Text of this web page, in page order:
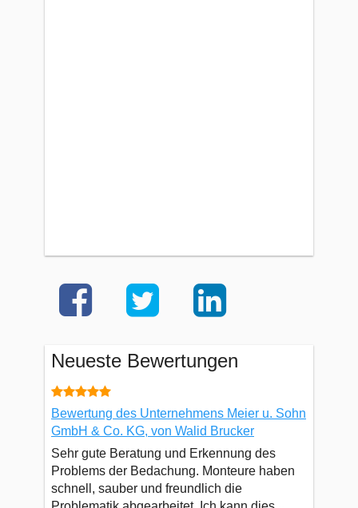
Neueste Bewertungen
Bewertung des Unternehmens Meier u. Sohn
GmbH & Co. KG, von Walid Brucker
Sehr gute Beratung und Erkennung des
Problems der Bedachung. Monteure haben
schnell, sauber und freundlich die